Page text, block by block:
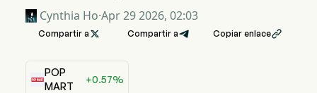
Cynthia Ho·Apr 29 2026, 02:03
Compartir a  Compartir a Copiar enlace
POP
MART
+0.57%